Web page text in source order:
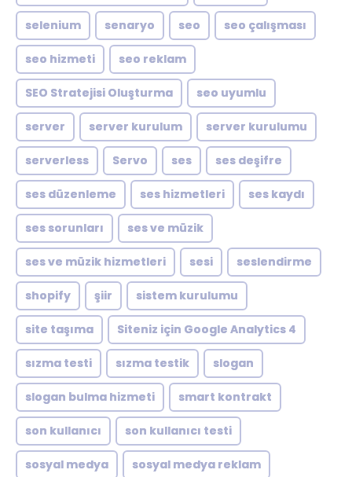
selenium senaryo seo seo çalışması
seo hizmeti seo reklam
SEO Stratejisi Oluşturma seo uyumlu
server server kurulum server kurulumu
serverless Servo ses ses deşifre
ses düzenleme ses hizmetleri ses kaydı
ses sorunları ses ve müzik
ses ve müzik hizmetleri sesi seslendirme
shopify şiir sistem kurulumu
site taşıma Siteniz için Google Analytics 4
sızma testi sızma testik slogan
slogan bulma hizmeti smart kontrakt
son kullanıcı son kullanıcı testi
sosyal medya sosyal medya reklam